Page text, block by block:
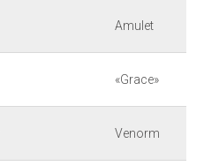
Amulet
«Grace»
Venorm